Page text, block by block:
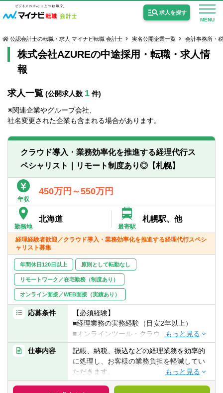
MENU
求人を探す
USCPA（米国公認会計士）の求人
女性会計士の転職
個別転職相談会・セミナー
転職お役立ち情報
非公開求人とは？
サービス紹介
業界情報
求人情報
公認会計士の転職・求人 マイナビ転職 会計士 実名公開企業一覧 会計事務所・
株式会社AZUREの中途採用・転職・求人情
報
求人一覧 (公開求人数 1 件)
※関連企業やグループ会社、
社名変更された企業も含まれる場合があります。
クラウド導入・業務効率化を推進する経理代行ス
ペシャリスト｜リモート制度あり◎【札幌】
年収
450万円～550万円
勤務地
北海道
最寄駅
札幌駅、他
経理経験者歓迎／クラウド導入・業務効率化を推進する経理代行スペシ
ャリスト募集
年間休日120日以上 原則として転勤なし
リモートワーク／在宅勤務（制度あり）
オンライン面接／WEB面接（実績あり）
応募条件
【必須経験】
■経理業務の実務経験（目安2年以上）
■オンラインツール・クラウド会計ソフトの
利用経験
【歓迎スキル・経験】
■クラウド会計・クラウドツール導入支援の
実務経験
仕事内容
記帳、納税、振込などの経理業務を効率的
に処理し、お客様の業務負担を軽減してい
ただきます。
同社では、単なる経理代行ではなく、クラ